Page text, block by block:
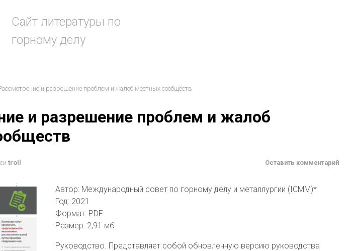
Сайт литературы по
горному делу
и разрешение проблем и жалоб местных сообществ
и разрешение проблем и жалоб
troll Оставить комментарий
Автор: Международный совет по горному делу и металлургии (ICMM)*
Год: 2021
Формат: PDF
Размер: 2,91 мб
Руководство. Представляет собой обновленную версию руководства